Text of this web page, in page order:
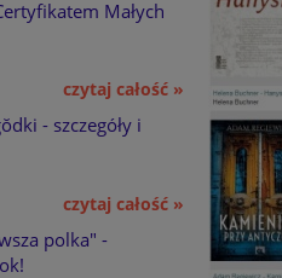
Małych
czytaj całość »
- szczegóły i
czytaj całość »
polka" -